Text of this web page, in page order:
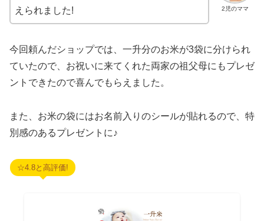
2児のママ
えられました!
今回頼んだショップでは、一升分のお米が3袋に分けられ
ていたので、お祝いに来てくれた両家の祖父母にもプレゼ
ントできたので喜んでもらえました。
また、お米の袋にはお名前入りのシールが貼れるので、特
別感のあるプレゼントに♪
☆4.8と高評価!